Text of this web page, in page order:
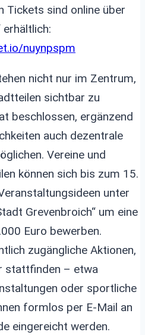
Tickets sind online über
nuynpspm
nicht nur im Zentrum,
sichtbar zu
beschlossen, ergänzend
auch dezentrale
Vereine und
können sich bis zum 15.
unter
Grevenbroich“ um eine
Euro bewerben.
zugängliche Aktionen,
stattfinden – etwa
oder sportliche
formlos per E-Mail an
eingereicht werden.